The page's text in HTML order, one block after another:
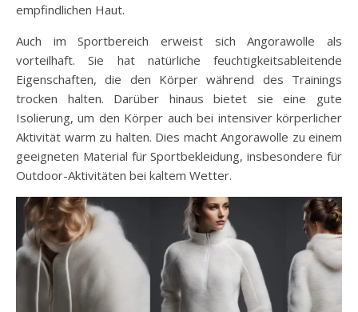
empfindlichen Haut.
Auch im Sportbereich erweist sich Angorawolle als
vorteilhaft. Sie hat natürliche feuchtigkeitsableitende
Eigenschaften, die den Körper während des Trainings
trocken halten. Darüber hinaus bietet sie eine gute
Isolierung, um den Körper auch bei intensiver körperlicher
Aktivität warm zu halten. Dies macht Angorawolle zu einem
geeigneten Material für Sportbekleidung, insbesondere für
Outdoor-Aktivitäten bei kaltem Wetter.